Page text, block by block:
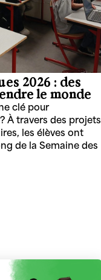
2026 : des
le monde​
clé pour
À travers des projets
les élèves ont
de la Semaine des